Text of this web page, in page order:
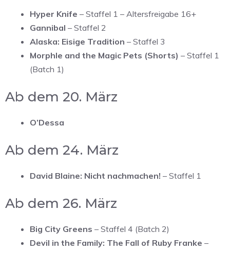
Hyper Knife – Staffel 1 – Altersfreigabe 16+
Gannibal – Staffel 2
Alaska: Eisige Tradition – Staffel 3
Morphle and the Magic Pets (Shorts) – Staffel 1
(Batch 1)
Ab dem 20. März
O’Dessa
Ab dem 24. März
David Blaine: Nicht nachmachen! – Staffel 1
Ab dem 26. März
Big City Greens – Staffel 4 (Batch 2)
Devil in the Family: The Fall of Ruby Franke –